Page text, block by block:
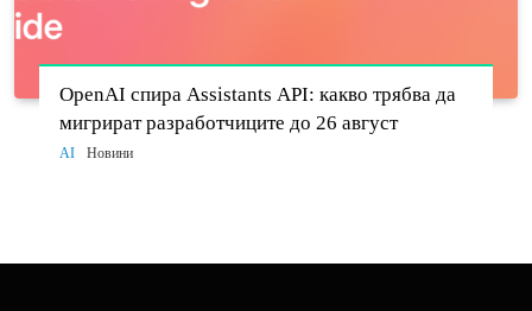
OpenAI спира Assistants API: какво трябва да
мигрират разработчиците до 26 август
AI Новини